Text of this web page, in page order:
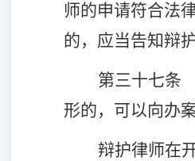
师的申请符合法
的，应当告知辩
第三十七条
形的，可以向办
辩护律师在